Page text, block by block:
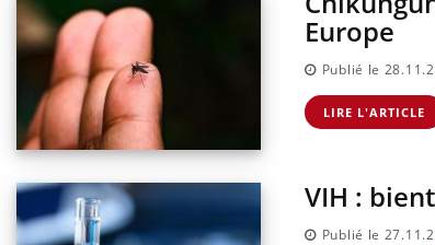
Europe
Publié le
LIRE L'ARTICLE
VIH :
Publié le